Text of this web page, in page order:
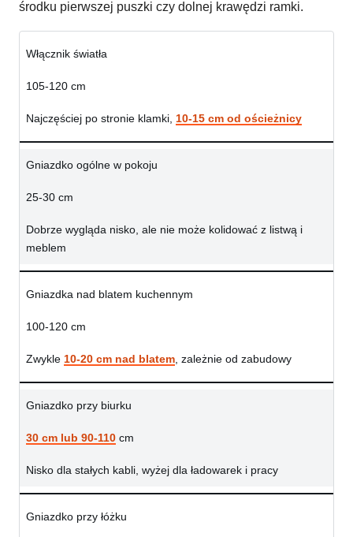
środku pierwszej puszki czy dolnej krawędzi ramki.
Włącznik światła
105-120 cm
Najczęściej po stronie klamki, 10-15 cm od ościeżnicy
Gniazdko ogólne w pokoju
25-30 cm
Dobrze wygląda nisko, ale nie może kolidować z listwą i
meblem
Gniazdka nad blatem kuchennym
100-120 cm
Zwykle 10-20 cm nad blatem, zależnie od zabudowy
Gniazdko przy biurku
30 cm lub 90-110 cm
Nisko dla stałych kabli, wyżej dla ładowarek i pracy
Gniazdko przy łóżku